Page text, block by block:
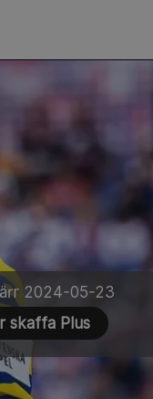
2024-05-23
skaffa Plus